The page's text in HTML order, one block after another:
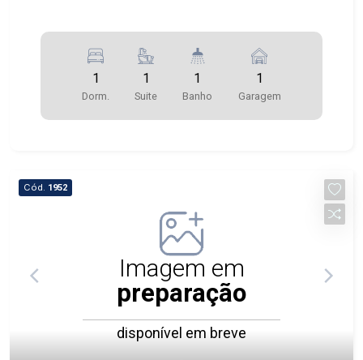
1
Dorm.
1
Suite
1
Banho
1
Garagem
Cód. 1952
Imagem em
preparação
disponível em breve